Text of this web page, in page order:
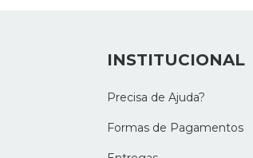
INSTITUCIONAL
Precisa de Ajuda?
Formas de Pagamentos